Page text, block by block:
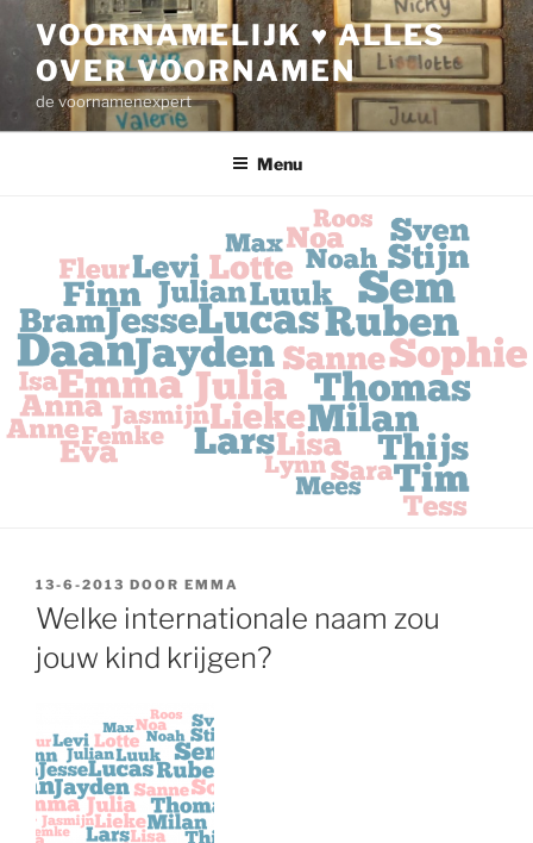
inhoud
VOORNAMELIJK ♥ ALLES
OVER VOORNAMEN
de voornamenexpert
Menu
GEPLAATST
OP
13-6-2013 DOOR EMMA
Welke internationale naam zou
jouw kind krijgen?